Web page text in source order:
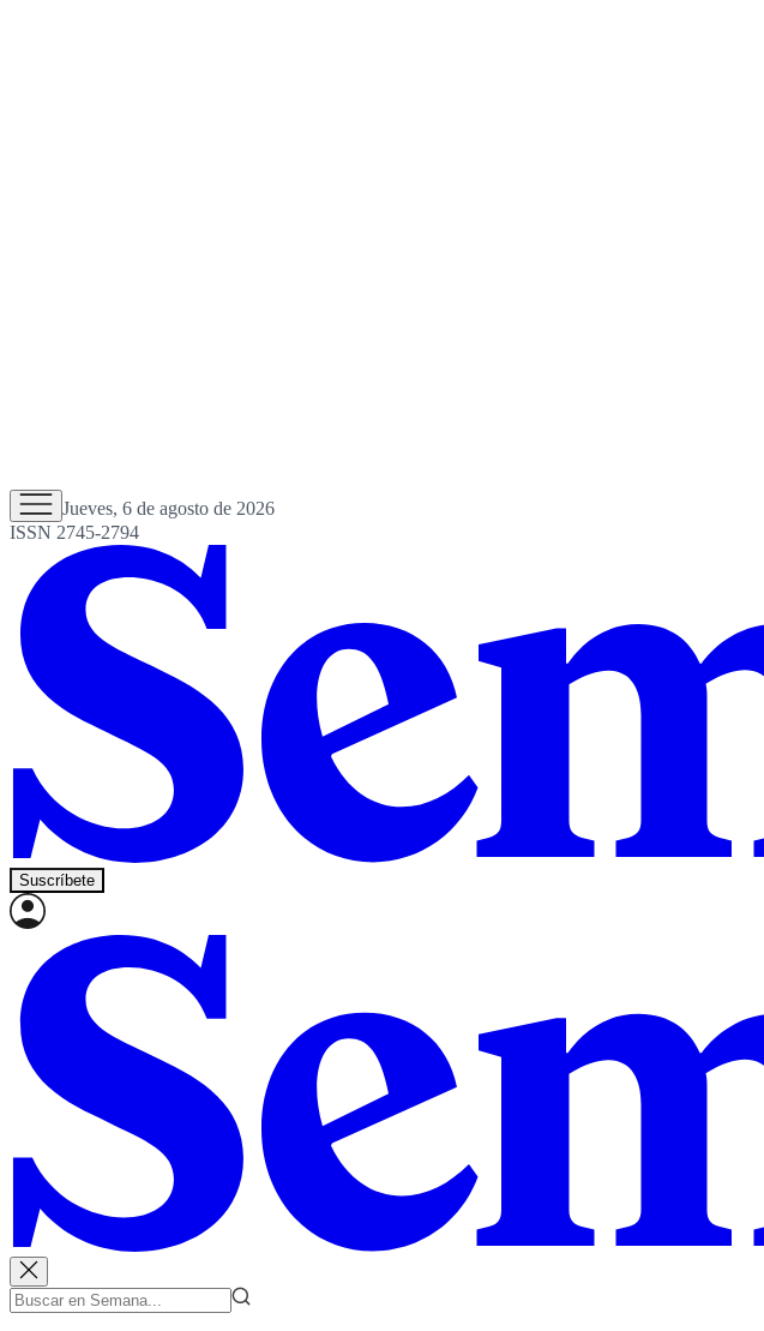
Jueves, 6 de agosto de 2026
ISSN 2745-2794
Suscríbete